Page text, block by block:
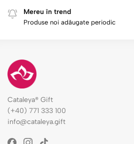
Mereu în trend
Produse noi adăugate periodic
Cataleya® Gift
(+40) 771 333 100
info@cataleya.gift